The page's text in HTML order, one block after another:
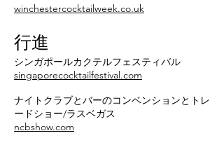
winchestercocktailweek.co.uk
行進
シンガポールカクテルフェスティバル
singaporecocktailfestival.com
ナイトクラブとバーのコンベンションとトレ
ードショー/ラスベガス
ncbshow.com